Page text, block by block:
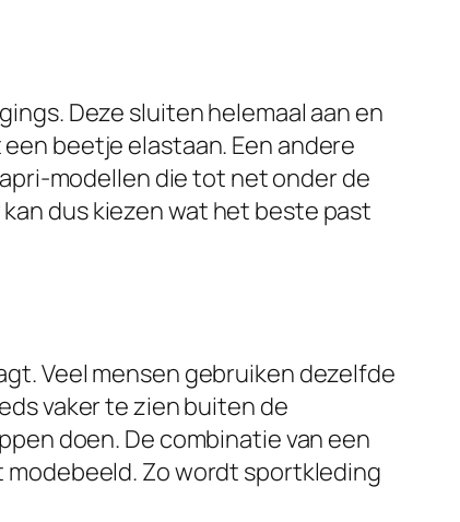
Deze sluiten helemaal aan en
beetje elastaan. Een andere
modellen die tot net onder de
dus kiezen wat het beste past
Veel mensen gebruiken dezelfde
vaker te zien buiten de
doen. De combinatie van een
Zo wordt sportkleding